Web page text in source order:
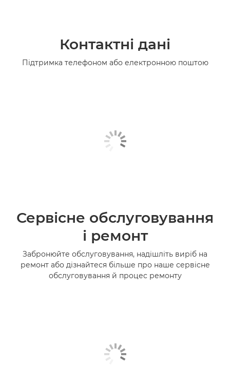
Контактні дані
Підтримка телефоном або електронною поштою
Сервісне обслуговування
і ремонт
Забронюйте обслуговування, надішліть виріб на
ремонт або дізнайтеся більше про наше сервісне
обслуговування й процес ремонту